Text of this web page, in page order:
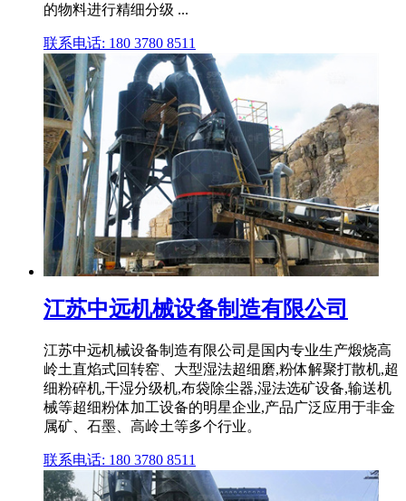
的物料进行精细分级 ...
联系电话: 180 3780 8511
江苏中远机械设备制造有限公司
江苏中远机械设备制造有限公司是国内专业生产煅烧高
岭土直焰式回转窑、大型湿法超细磨,粉体解聚打散机,超
细粉碎机,干湿分级机,布袋除尘器,湿法选矿设备,输送机
械等超细粉体加工设备的明星企业,产品广泛应用于非金
属矿、石墨、高岭土等多个行业。
联系电话: 180 3780 8511